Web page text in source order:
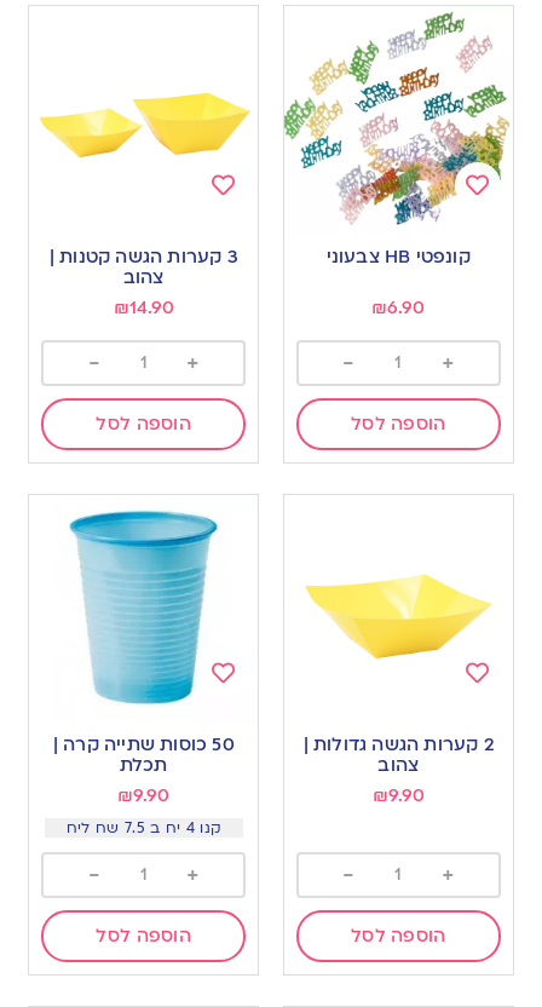
wishlist
קונפטי HB צבעוני
₪6.90
+
-
הוספה לסל
to
wishlist
3 קערות הגשה קטנות |
צהוב
₪14.90
+
-
הוספה לסל
to
wishlist
2 קערות הגשה גדולות |
צהוב
₪9.90
+
-
הוספה לסל
to
50 כוסות שתייה קרה |
תכלת
₪9.90
קנו 4 יח ב 7.5 שח ליח
+
-
הוספה לסל